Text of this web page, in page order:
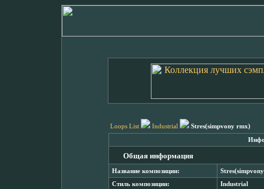
Loops List Industrial Stres(simpvony rmx)
Общая информация
Название композиции:
Стиль композиции: Industrial